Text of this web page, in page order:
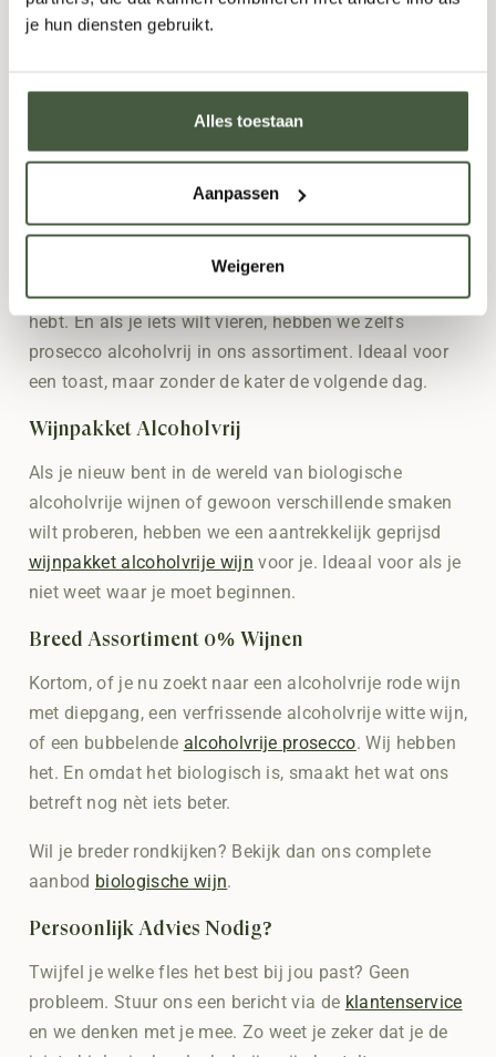
je hun diensten gebruikt.
Alles toestaan
Aanpassen
Weigeren
zoekt. Deze wijnen bieden de kenmerkende aroma’s
Alcoholvrije Witte Wijn
Maar misschien ben je meer een liefhebber van wit.
Onze alcoholvrije witte wijn selectie is net zo divers.
Of je nu gaat voor eenalcoholvrije Chardonnay
0.0 wijn met een frisse twist, je vindt hier wat je nodig
hebt. En als je iets wilt vieren, hebben we zelfs
prosecco alcoholvrij in ons assortiment. Ideaal voor
een toast, maar zonder de kater de volgende dag.
Wijnpakket Alcoholvrij
Als je nieuw bent in de wereld van biologische
alcoholvrije wijnen of gewoon verschillende smaken
wilt proberen, hebben we een aantrekkelijk geprijsd
wijnpakket alcoholvrije wijn voor je. Ideaal voor als je
niet weet waar je moet beginnen.
Breed Assortiment 0% Wijnen
Kortom, of je nu zoekt naar een alcoholvrije rode wijn
met diepgang, een verfrissende alcoholvrije witte wijn,
of een bubbelende alcoholvrije prosecco. Wij hebben
het. En omdat het biologisch is, smaakt het wat ons
betreft nog nèt iets beter.
Wil je breder rondkijken? Bekijk dan ons complete
aanbod biologische wijn.
Persoonlijk Advies Nodig?
Twijfel je welke fles het best bij jou past? Geen
probleem. Stuur ons een bericht via de klantenservice
en we denken met je mee. Zo weet je zeker dat je de